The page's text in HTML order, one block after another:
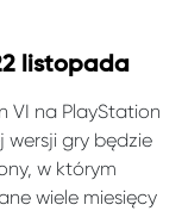
listopada
VI na PlayStation
gry będzie
w którym
wiele miesięcy